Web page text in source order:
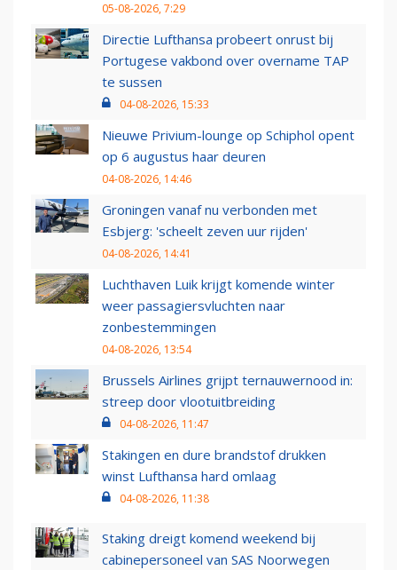
05-08-2026, 7:29
Directie Lufthansa probeert onrust bij
Portugese vakbond over overname TAP
te sussen
04-08-2026, 15:33
Nieuwe Privium-lounge op Schiphol opent
op 6 augustus haar deuren
04-08-2026, 14:46
Groningen vanaf nu verbonden met
Esbjerg: 'scheelt zeven uur rijden'
04-08-2026, 14:41
Luchthaven Luik krijgt komende winter
weer passagiersvluchten naar
zonbestemmingen
04-08-2026, 13:54
Brussels Airlines grijpt ternauwernood in:
streep door vlootuitbreiding
04-08-2026, 11:47
Stakingen en dure brandstof drukken
winst Lufthansa hard omlaag
04-08-2026, 11:38
Staking dreigt komend weekend bij
cabinepersoneel van SAS Noorwegen